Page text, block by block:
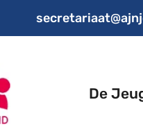
De